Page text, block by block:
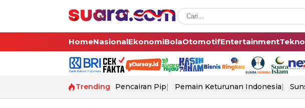
HomeNasionalEkonomiBolaOtomotifEntertainmentTekno
Trending Pencairan Pip Pemain Keturunan Indonesia